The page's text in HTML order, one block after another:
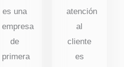
es una
empresa
de
primera
atención
al
cliente
es